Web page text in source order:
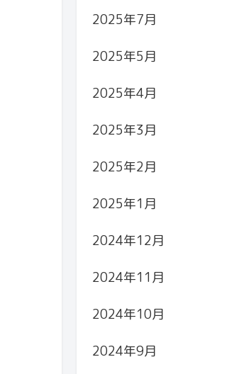
2025年7月
2025年5月
2025年4月
2025年3月
2025年2月
2025年1月
2024年12月
2024年11月
2024年10月
2024年9月